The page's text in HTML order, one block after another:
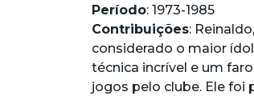
Período: 1973-1985
Contribuições:
considerado o maior
técnica incrível e um
jogos pelo clube. Ele